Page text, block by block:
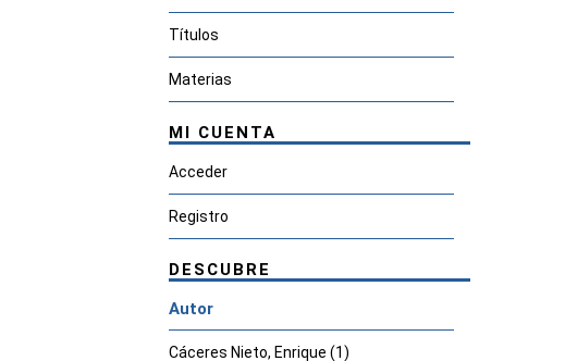
Títulos
Materias
MI CUENTA
Acceder
Registro
DESCUBRE
Autor
Cáceres Nieto, Enrique (1)